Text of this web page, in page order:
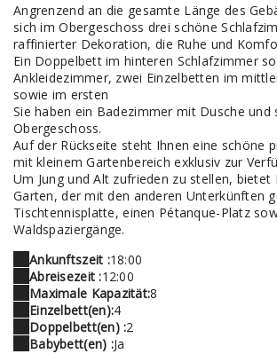
Angrenzend an die gesamte Länge des
sich im Obergeschoss drei schöne
raffinierter Dekoration, die Ruhe und
Ein Doppelbett im hinteren Schlafzimmer
Ankleidezimmer, zwei Einzelbetten im
sowie im ersten
Sie haben ein Badezimmer mit Dusche und
Obergeschoss.
Auf der Rückseite steht Ihnen eine schöne
mit kleinem Gartenbereich exklusiv zur
Um Jung und Alt zufrieden zu stellen,
Garten, der mit den anderen Unterkünften
Tischtennisplatte, einen Pétanque-Platz
Waldspaziergänge.
Ankunftszeit :18:00
Abreisezeit :12:00
Maximale Kapazität:8
Einzelbett(en):4
Doppelbett(en) :2
Babybett(en) :Ja